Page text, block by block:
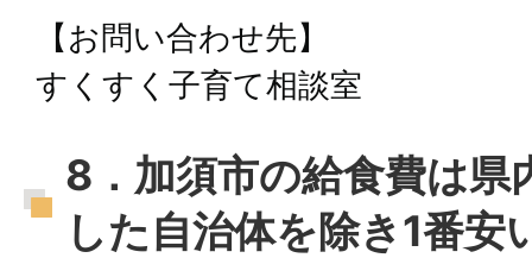
【お問い合わせ先】
すくすく子育て相談室
8．加須市の給食費は県
した自治体を除き1番安